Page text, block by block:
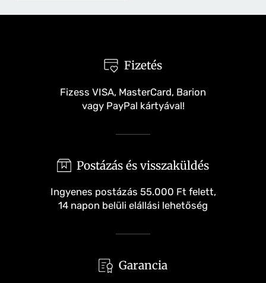
Fizetés
Fizess VISA, MasterCard, Barion
vagy PayPal kártyával!
Postázás és visszaküldés
Ingyenes postázás 55.000 Ft felett,
14 napon belüli elállási lehetőség
Garancia